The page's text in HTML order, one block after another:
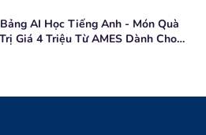
AI Học Tiếng Anh - Món Quà
Giá 4 Triệu Từ AMES Dành Cho